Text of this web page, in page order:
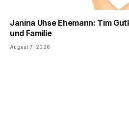
Janina Uhse Ehemann: Tim
und Familie
August 7, 2026